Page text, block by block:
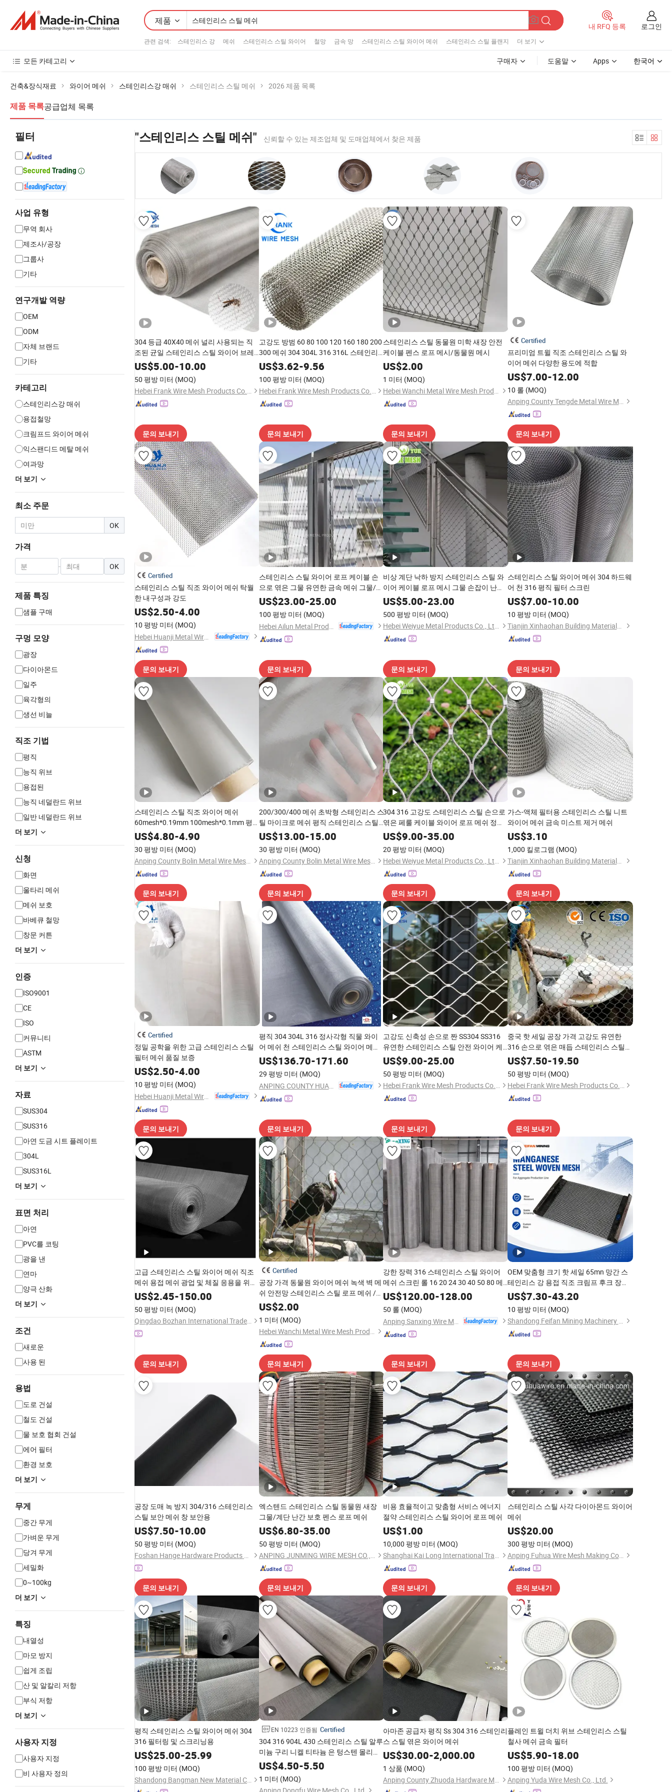
제품
관련 검색: 스테인리스 강 메쉬 스테인리스 스틸 와이어 철망 금속 망 스테인리스 스틸 와이어 메쉬 스테인리스 스틸 플랜지 더 보기
내 RFQ 등록 로그인
모든 카테고리 구매자 도움말 Apps 한국어
건축&장식재료 와이어 메쉬 스테인리스강 매쉬 스테인리스 스틸 메쉬 2026 제품 목록
제품 목록공급업체 목록
필터
사업 유형
무역 회사
제조사/공장
그룹사
기타
연구개발 역량
OEM
ODM
자체 브랜드
기타
카테고리
스테인리스강 매쉬
용접철망
크림프드 와이어 메쉬
익스팬디드 메탈 메쉬
여과망
더 보기
최소 주문
OK
가격
- OK
제품 특징
샘플 구매
구멍 모양
광장
다이아몬드
일주
육각형의
생선 비늘
직조 기법
평직
능직 위브
용접된
능직 네덜란드 위브
일반 네덜란드 위브
더 보기
신청
화면
울타리 메쉬
메쉬 보호
바베큐 철망
창문 커튼
더 보기
인증
ISO9001
CE
ISO
커뮤니티
ASTM
더 보기
자료
SUS304
SUS316
아연 도금 시트 플레이트
304L
SUS316L
더 보기
표면 처리
아연
PVC를 코팅
광을 낸
연마
양극 산화
더 보기
조건
새로운
사용 된
용법
도로 건설
철도 건설
물 보호 협회 건설
에어 필터
환경 보호
더 보기
무게
중간 무게
가벼운 무게
당겨 무게
세밀화
0~100kg
더 보기
특징
내열성
마모 방지
쉽게 조립
산 및 알칼리 저항
부식 저항
더 보기
사용자 지정
사용자 지정
비 사용자 정의
"스테인리스 스틸 메쉬" 신뢰할 수 있는 제조업체 및 도매업체에서 찾은 제품
304 등급 40X40 메쉬 널리 사용되는 직
조된 균일 스테인리스 스틸 와이어 브레
이드 메쉬 모기 곤충 스크린 네트
US$5.00-10.00
50 평방 미터 (MOQ)
Hebei Frank Wire Mesh Products Co., Ltd.
문의 보내기
고강도 방범 60 80 100 120 160 180 200
300 메쉬 304 304L 316 316L 스테인리
스 스틸 평직 와이어 메쉬 건물 문과 창 방
범 그물
US$3.62-9.56
100 평방 미터 (MOQ)
Hebei Frank Wire Mesh Products Co., Ltd.
문의 보내기
스테인리스 스틸 동물원 미학 새장 안전
케이블 펜스 로프 메시/동물원 메시
US$2.00
1 미터 (MOQ)
Hebei Wanchi Metal Wire Mesh Products Co., Ltd.
문의 보내기
Certified
프리미엄 트윌 직조 스테인리스 스틸 와
이어 메쉬 다양한 용도에 적합
US$7.00-12.00
10 롤 (MOQ)
Anping County Tengde Metal Wire Mesh Products Co., Ltd.
문의 보내기
Certified
스테인리스 스틸 직조 와이어 메쉬 탁월
한 내구성과 강도
US$2.50-4.00
10 평방 미터 (MOQ)
문의 보내기
스테인리스 스틸 와이어 로프 케이블 손
으로 엮은 그물 유연한 금속 메쉬 그물/새
그물/동물원 안전 와이어 그물/로프 메쉬
스테인리스 스틸 로프 그물/동물원 펜스
US$23.00-25.00
100 평방 미터 (MOQ)
문의 보내기
비상 계단 낙하 방지 스테인리스 스틸 와
이어 케이블 로프 메시 그물 손잡이 난간
계단 발코니 정원 장식 건물
US$5.00-23.00
500 평방 미터 (MOQ)
Hebei Weiyue Metal Products Co., Ltd.
문의 보내기
스테인리스 스틸 와이어 메쉬 304 하드웨
어 천 316 평직 필터 스크린
US$7.00-10.00
10 평방 미터 (MOQ)
Tianjin Xinhaohan Building Materials Technology Co., Ltd.
문의 보내기
스테인리스 스틸 직조 와이어 메쉬
60mesh*0.19mm 100mesh*0.1mm 평직
직조 304 스테인리스 스틸 와이어 메쉬
US$4.80-4.90
30 평방 미터 (MOQ)
Anping County Bolin Metal Wire Mesh Co., Ltd.
문의 보내기
200/300/400 메쉬 초박형 스테인리스 스
틸 마이크로 메쉬 평직 스테인리스 스틸
필터 메쉬 스크린
US$13.00-15.00
30 평방 미터 (MOQ)
Anping County Bolin Metal Wire Mesh Co., Ltd.
문의 보내기
304 316 고강도 스테인리스 스틸 손으로
엮은 페룰 케이블 와이어 로프 메쉬 정원
울타리/ 새장/ 고고도 낙하 방지 메쉬 조
류사육장 메쉬
US$9.00-35.00
20 평방 미터 (MOQ)
Hebei Weiyue Metal Products Co., Ltd.
문의 보내기
가스-액체 필터용 스테인리스 스틸 니트
와이어 메쉬 금속 미스트 제거 메쉬
US$3.10
1,000 킬로그램 (MOQ)
Tianjin Xinhaohan Building Materials Technology Co., Ltd.
문의 보내기
Certified
정밀 공학을 위한 고급 스테인리스 스틸
필터 메쉬 품질 보증
US$2.50-4.00
10 평방 미터 (MOQ)
문의 보내기
평직 304 304L 316 정사각형 직물 와이
어 메쉬 천 스테인리스 스틸 와이어 메쉬
필터 및 산업용
US$136.70-171.60
29 평방 미터 (MOQ)
ANPING COUNTY HUAXING WIRE MESH CO., LTD.
문의 보내기
고강도 신축성 손으로 짠 SS304 SS316
유연한 스테인리스 스틸 안전 와이어 케
이블 로프 메쉬 낙상 방지 및 야외 건설 보
호 작업용
US$9.00-25.00
50 평방 미터 (MOQ)
Hebei Frank Wire Mesh Products Co., Ltd.
문의 보내기
중국 핫 세일 공장 가격 고강도 유연한
316 손으로 엮은 매듭 스테인리스 스틸
케이블 로프 메쉬 동물원 보안 울타리 조
류 보호망
US$7.50-19.50
50 평방 미터 (MOQ)
Hebei Frank Wire Mesh Products Co., Ltd.
문의 보내기
고급 스테인리스 스틸 와이어 메쉬 직조
메쉬 용접 메쉬 광업 및 체질 응용을 위한
와이어 메쉬
US$2.45-150.00
50 평방 미터 (MOQ)
Qingdao Bozhan International Trade Co., Ltd
문의 보내기
Certified
공장 가격 동물원 와이어 메쉬 녹색 벽 메
쉬 안전망 스테인리스 스틸 로프 메쉬 /
와이어 로프 직조 조류 우리 메쉬
US$2.00
1 미터 (MOQ)
Hebei Wanchi Metal Wire Mesh Products Co., Ltd.
문의 보내기
강한 장력 316 스테인리스 스틸 와이어
메쉬 스크린 롤 16 20 24 30 40 50 80 메
쉬
US$120.00-128.00
50 롤 (MOQ)
문의 보내기
OEM 맞춤형 크기 핫 세일 65mn 망간 스
테인리스 강 용접 직조 크림프 후크 장착
고내마모성 채석장 광산 집합체 진동 스
크린 와이어 메쉬
US$7.30-43.20
10 평방 미터 (MOQ)
Shandong Feifan Mining Machinery Co., Ltd
문의 보내기
공장 도매 녹 방지 304/316 스테인리스
스틸 보안 메쉬 창 보안용
US$7.50-10.00
50 평방 미터 (MOQ)
Foshan Hange Hardware Products Co., Ltd.
문의 보내기
엑스텐드 스테인리스 스틸 동물원 새장
그물/계단 난간 보호 펜스 로프 메쉬
US$6.80-35.00
50 평방 미터 (MOQ)
ANPING JUNMING WIRE MESH CO., LTD.
문의 보내기
비용 효율적이고 맞춤형 서비스 에너지
절약 스테인리스 스틸 와이어 로프 메쉬
US$1.00
10,000 평방 미터 (MOQ)
Shanghai Kai Long International Trade Co., Ltd.
문의 보내기
스테인리스 스틸 사각 다이아몬드 와이어
메쉬
US$20.00
300 평방 미터 (MOQ)
Anping Fuhua Wire Mesh Making Co., Ltd.
문의 보내기
평직 스테인리스 스틸 와이어 메쉬 304
316 필터링 및 스크리닝용
US$25.00-25.99
100 평방 미터 (MOQ)
Shandong Bangman New Material Co., Ltd.
EN 10223 인증됨 Certified
304 316 904L 430 스테인리스 스틸 알루
미늄 구리 니켈 티타늄 은 텅스텐 몰리브
덴 모넬 인코넬 니크롬 하스텔로이 2-
3500 메쉬 필터 직조 와이어 메쉬
US$4.50-5.50
1 미터 (MOQ)
아마존 공급자 평직 Ss 304 316 스테인리
스 스틸 엮은 와이어 메쉬
US$30.00-2,000.00
1 상품 (MOQ)
Anping County Zhuoda Hardware Mesh Co., Ltd.
플레인 트윌 더치 위브 스테인리스 스틸
철사 메쉬 금속 필터
US$5.90-18.00
100 평방 미터 (MOQ)
Anping Yuda Wire Mesh Co., Ltd.